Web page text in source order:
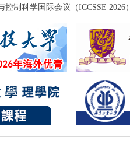
制科学国际会议（ICCSSE 2026）